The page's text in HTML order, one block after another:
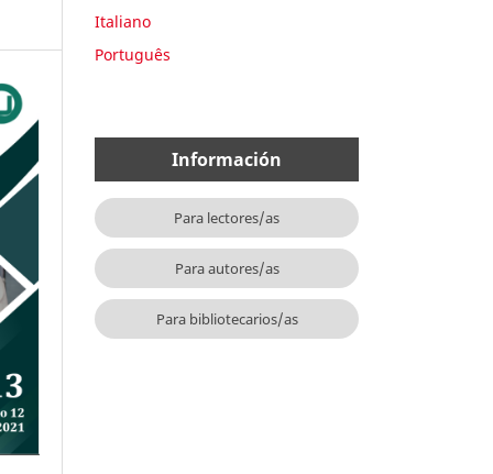
Italiano
Português
Información
Para lectores/as
Para autores/as
Para bibliotecarios/as